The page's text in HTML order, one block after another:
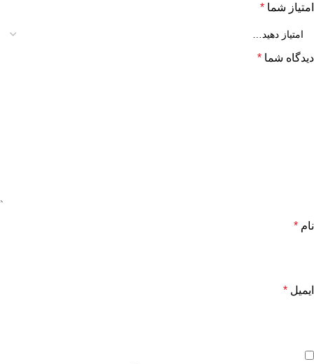
امتیاز شما *
دیدگاه شما *
نام *
ایمیل *